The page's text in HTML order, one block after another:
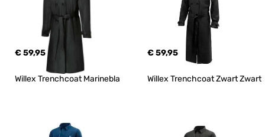
€ 59,95 € 59,95
Willex Trenchcoat Marinebla Willex Trenchcoat Zwart Zwart